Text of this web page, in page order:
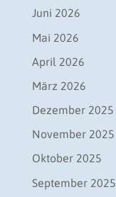
Juni 2026
Mai 2026
April 2026
März 2026
Dezember 2025
November 2025
Oktober 2025
September 2025